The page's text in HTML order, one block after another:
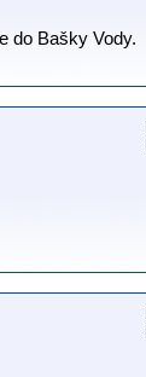
do Bašky Vody.